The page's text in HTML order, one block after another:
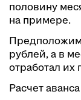
половину
на примере.
рублей, а в
отработал их
Расчет аванса